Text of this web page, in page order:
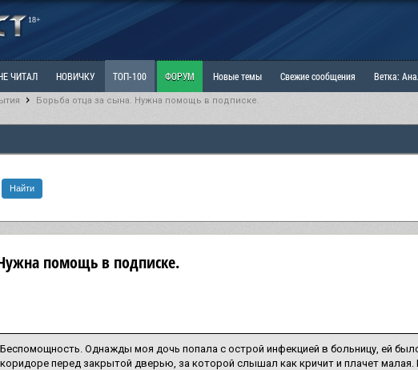
18+
ЧИТАЛ НОВИЧКУ ТОП-100 ФОРУМ Новые темы Свежие сообщения Ветка:
Ветка: Наболевшее. Выскажись! РАЗДЕЛ: Мы и Женщины
Борьба отца за сына. Нужна помощь в подписке.
помощь в подписке.
Беспомощность. Однажды моя дочь попала с острой инфекцией в больницу, ей
коридоре перед закрытой дверью, за которой слышал как кричит и плачет малая.